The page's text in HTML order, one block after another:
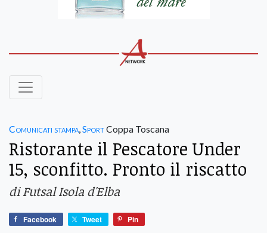
Comunicati stampa,SportCoppa Toscana
Ristorante il Pescatore Under
15, sconfitto. Pronto il riscatto
di Futsal Isola d'Elba
Facebook Tweet Pin